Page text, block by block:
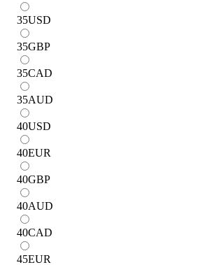
35USD
35GBP
35CAD
35AUD
40USD
40EUR
40GBP
40AUD
40CAD
45EUR